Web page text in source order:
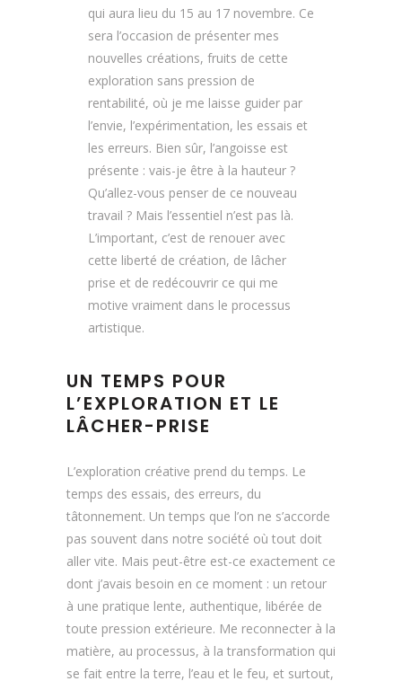
qui aura lieu du 15 au 17 novembre. Ce
sera l’occasion de présenter mes
nouvelles créations, fruits de cette
exploration sans pression de
rentabilité, où je me laisse guider par
l’envie, l’expérimentation, les essais et
les erreurs. Bien sûr, l’angoisse est
présente : vais-je être à la hauteur ?
Qu’allez-vous penser de ce nouveau
travail ? Mais l’essentiel n’est pas là.
L’important, c’est de renouer avec
cette liberté de création, de lâcher
prise et de redécouvrir ce qui me
motive vraiment dans le processus
artistique.
UN TEMPS POUR
L’EXPLORATION ET LE
LÂCHER-PRISE
L’exploration créative prend du temps. Le
temps des essais, des erreurs, du
tâtonnement. Un temps que l’on ne s’accorde
pas souvent dans notre société où tout doit
aller vite. Mais peut-être est-ce exactement ce
dont j’avais besoin en ce moment : un retour
à une pratique lente, authentique, libérée de
toute pression extérieure. Me reconnecter à la
matière, au processus, à la transformation qui
se fait entre la terre, l’eau et le feu, et surtout,